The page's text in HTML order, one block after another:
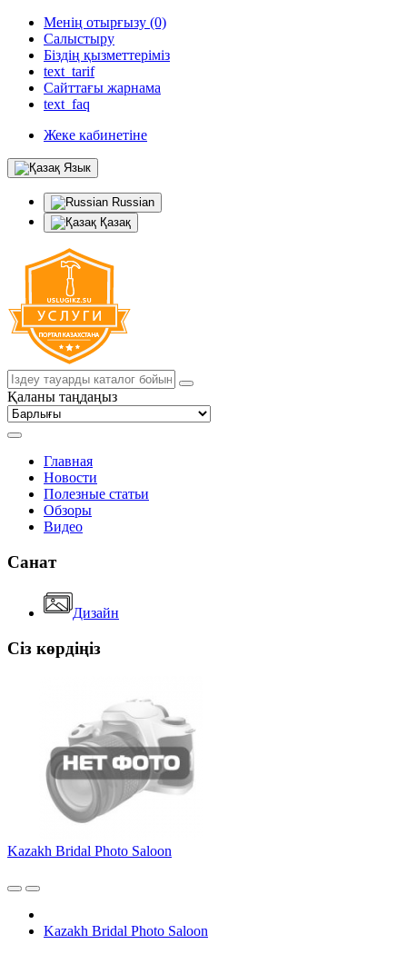
Менің отырғызу (0)
Салыстыру
Біздің қызметтеріміз
text_tarif
Сайттағы жарнама
text_faq
Жеке кабинетіне
Язык
Russian
Қазақ
Қаланы таңдаңыз
Главная
Новости
Полезные статьи
Обзоры
Видео
Санат
Дизайн
Сіз көрдіңіз
Kazakh Bridal Photo Saloon
Kazakh Bridal Photo Saloon